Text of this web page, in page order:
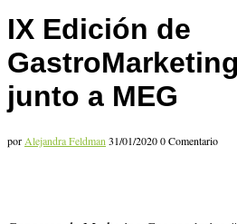
IX Edición de
junto a MEG
por Alejandra Feldman 31/01/20200 Comentario